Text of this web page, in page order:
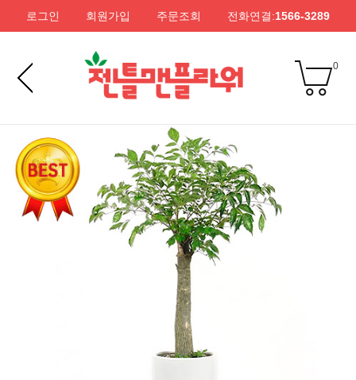
로그인 회원가입 주문조회 전화연결:1566-3289
0